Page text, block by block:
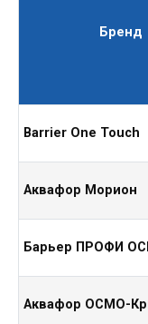
Бренд
Barrier One Touch
Аквафор Морион
Барьер ПРОФИ
Аквафор ОСМО-